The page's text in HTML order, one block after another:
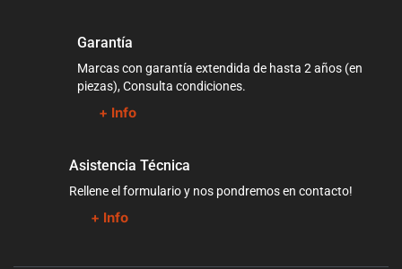
Garantía
Marcas con garantía extendida de hasta 2 años (en
piezas), Consulta condiciones.
+ Info
Asistencia Técnica
Rellene el formulario y nos pondremos en contacto!
+ Info